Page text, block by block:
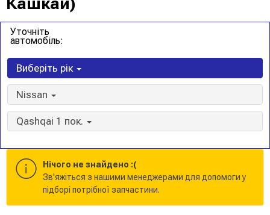
Уточніть
автомобіль:
Виберіть рік
Nissan
Qashqai 1 пок.
Нічого не знайдено :(
Зв'яжіться з нашими менеджерами для допомоги у
підборі потрібної запчастини.